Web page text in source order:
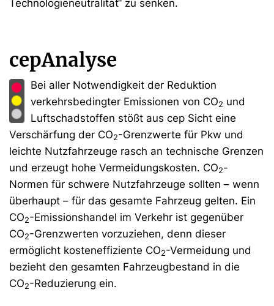
Technologieneutralität“ zu senken.
cepAnalyse
Bei aller Notwendigkeit der Reduktion
verkehrsbedingter Emissionen von CO2 und
Luftschadstoffen stößt aus cep Sicht eine
Verschärfung der CO2-Grenzwerte für Pkw und
leichte Nutzfahrzeuge rasch an technische Grenzen
und erzeugt hohe Vermeidungskosten. CO2-
Normen für schwere Nutzfahrzeuge sollten – wenn
überhaupt – für das gesamte Fahrzeug gelten. Ein
CO2-Emissionshandel im Verkehr ist gegenüber
CO2-Grenzwerten vorzuziehen, denn dieser
ermöglicht kosteneffiziente CO2-Vermeidung und
bezieht den gesamten Fahrzeugbestand in die
CO2-Reduzierung ein.